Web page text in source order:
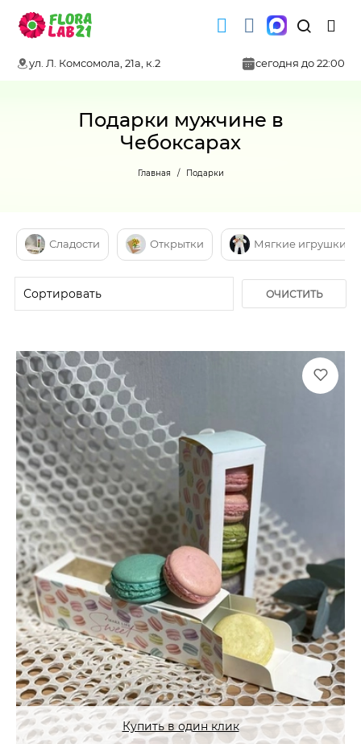
ул. Л. Комсомола, 21а, к.2 сегодня до 22:00
Подарки мужчине в
Чебоксарах
Главная Подарки
Сладости Открытки Мягкие игрушки
ОЧИСТИТЬ
Купить в один клик